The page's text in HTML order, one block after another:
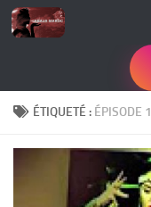
Skip to content
ÉTIQUETÉ : ÉPISODE 1